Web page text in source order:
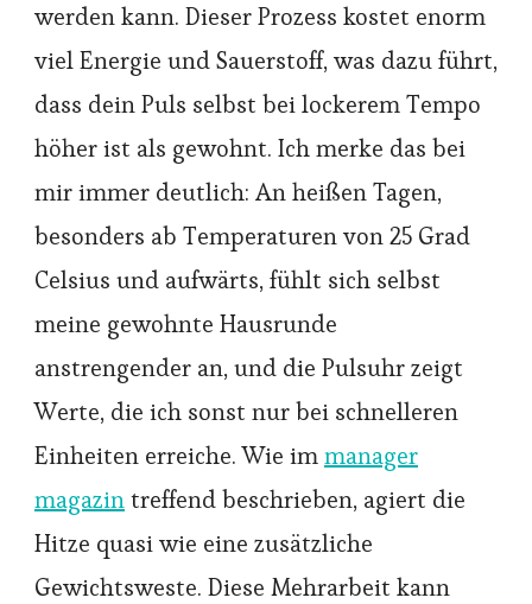
werden kann. Dieser Prozess kostet enorm
viel Energie und Sauerstoff, was dazu führt,
dass dein Puls selbst bei lockerem Tempo
höher ist als gewohnt. Ich merke das bei
mir immer deutlich: An heißen Tagen,
besonders ab Temperaturen von 25 Grad
Celsius und aufwärts, fühlt sich selbst
meine gewohnte Hausrunde
anstrengender an, und die Pulsuhr zeigt
Werte, die ich sonst nur bei schnelleren
Einheiten erreiche. Wie immanager
magazintreffend beschrieben, agiert die
Hitze quasi wie eine zusätzliche
Gewichtsweste. Diese Mehrarbeit kann